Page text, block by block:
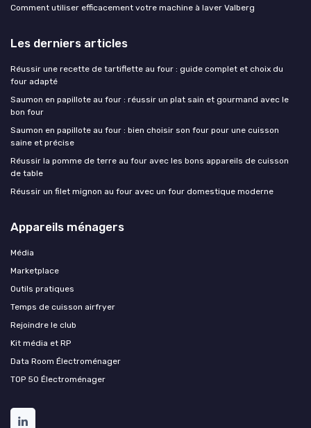
Comment utiliser efficacement votre machine à laver Valberg
Les derniers articles
Réussir une recette de tartiflette au four : guide complet et choix du
four adapté
Saumon en papillote au four : réussir un plat sain et gourmand avec le
bon four
Saumon en papillote au four : bien choisir son four pour une cuisson
saine et précise
Réussir la pomme de terre au four avec les bons appareils de cuisson
de table
Réussir un filet mignon au four avec un four domestique moderne
Appareils ménagers
Média
Marketplace
Outils pratiques
Temps de cuisson airfryer
Rejoindre le club
Kit média et RP
Data Room Électroménager
TOP 50 Électroménager